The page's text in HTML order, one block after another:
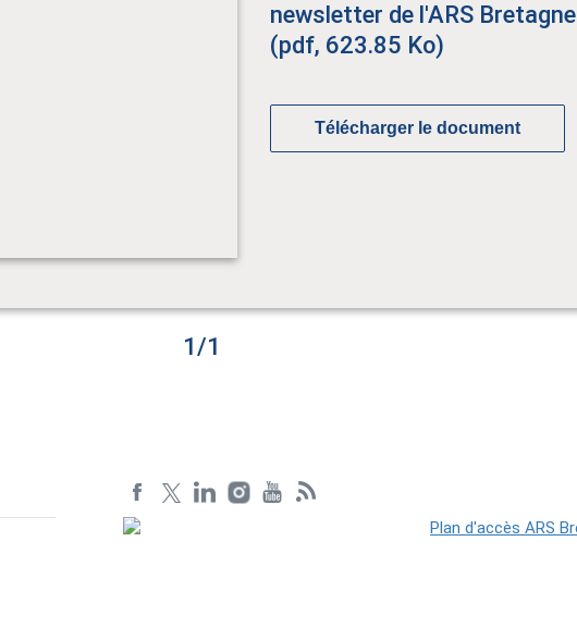
newsletter de l'ARS Bretagne
(pdf, 623.85 Ko)
Télécharger le document
1/1